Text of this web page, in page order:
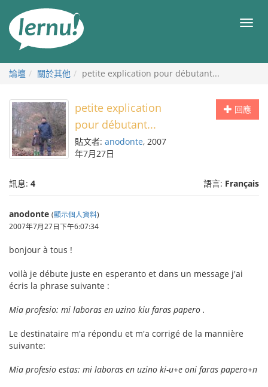
目
論壇 關於其他 petite explication pour débutant...
回應
petite explication
pour débutant...
貼文者: anodonte, 2007
年7月27日
訊息: 4 語言: Français
anodonte (顯示個人資料)
2007年7月27日下午6:07:34
bonjour à tous !
voilà je débute juste en esperanto et dans un message j'ai
écris la phrase suivante :
Mia profesio: mi laboras en uzino kiu faras papero .
Le destinataire m'a répondu et m'a corrigé de la mannière
suivante:
Mia profesio estas: mi laboras en uzino ki-u+e oni faras papero+n